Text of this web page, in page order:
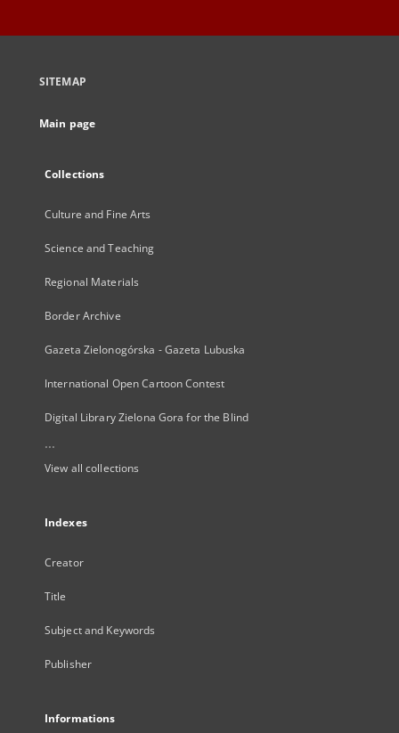
SITEMAP
Main page
Collections
Culture and Fine Arts
Science and Teaching
Regional Materials
Border Archive
Gazeta Zielonogórska - Gazeta Lubuska
International Open Cartoon Contest
Digital Library Zielona Gora for the Blind
...
View all collections
Indexes
Creator
Title
Subject and Keywords
Publisher
Informations